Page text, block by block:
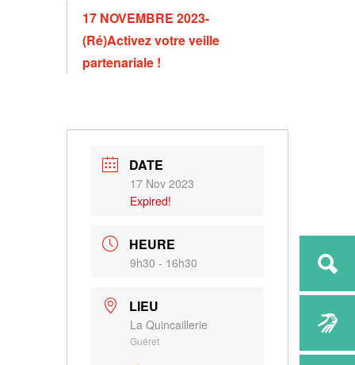
17 NOVEMBRE 2023-
(Ré)Activez votre veille
partenariale !
DATE
17 Nov 2023
Expired!
HEURE
9h30 - 16h30
LIEU
La Quincaillerie
Guéret